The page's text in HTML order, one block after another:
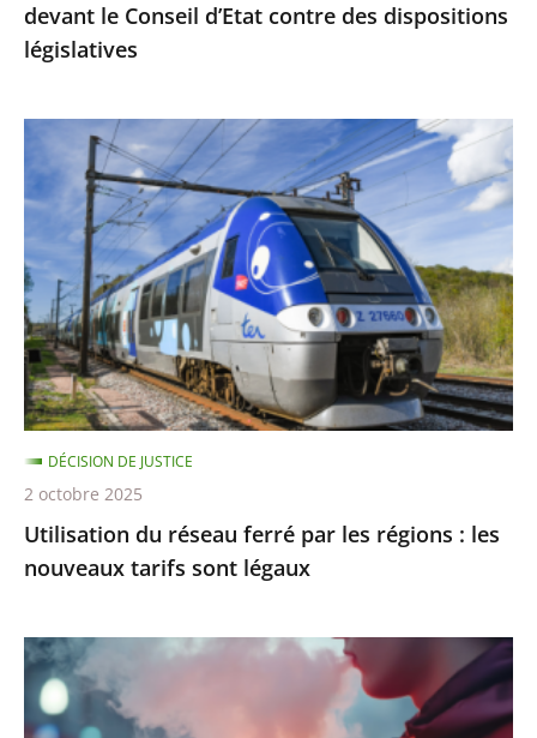
devant
le
d’Etat
contre
dispositions
législatives
devant le Conseil d’Etat contre des dispositions
législatives
Utilisation
du
réseau
ferré
par
les
régions
:
les
nouveaux
tarifs
sont
légaux
Utilisation du réseau ferré par les régions : les
nouveaux tarifs sont légaux
DÉCISION DE JUSTICE
2 octobre 2025
Interdiction
de
vente